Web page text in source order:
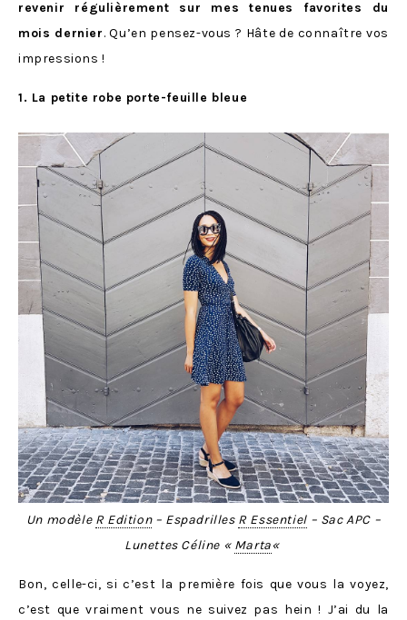
revenir régulièrement sur mes tenues favorites du
mois dernier. Qu’en pensez-vous ? Hâte de connaître vos
impressions !
1. La petite robe porte-feuille bleue
Un modèle R Edition– Espadrilles R Essentiel– Sac APC –
Lunettes Céline « Marta«
Bon, celle-ci, si c’est la première fois que vous la voyez,
c’est que vraiment vous ne suivez pas hein ! J’ai du la